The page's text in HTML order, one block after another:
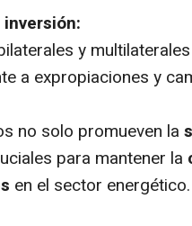
y
a expropiaciones y
no solo promueven la
para mantener la
en el sector energético.